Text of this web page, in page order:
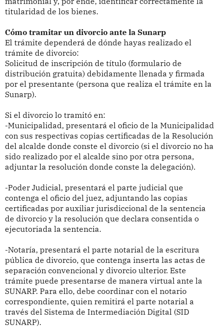
titularidad de los bienes.
Cómo tramitar un divorcio ante la Sunarp
El trámite dependerá de dónde hayas realizado el
trámite de divorcio:
Solicitud de inscripción de título (formulario de
distribución gratuita) debidamente llenada y firmada
por el presentante (persona que realiza el trámite en la
Sunarp).
Si el divorcio lo tramitó en:
-Municipalidad, presentará el oficio de la Municipalidad
con sus respectivas copias certificadas de la Resolución
del alcalde donde conste el divorcio (si el divorcio no ha
sido realizado por el alcalde sino por otra persona,
adjuntar la resolución donde conste la delegación).
-Poder Judicial, presentará el parte judicial que
contenga el oficio del juez, adjuntando las copias
certificadas por auxiliar jurisdiccional de la sentencia
de divorcio y la resolución que declara consentida o
ejecutoriada la sentencia.
-Notaría, presentará el parte notarial de la escritura
pública de divorcio, que contenga inserta las actas de
separación convencional y divorcio ulterior. Este
trámite puede presentarse de manera virtual ante la
SUNARP. Para ello, debe coordinar con el notario
correspondiente, quien remitirá el parte notarial a
través del Sistema de Intermediación Digital (SID
SUNARP).